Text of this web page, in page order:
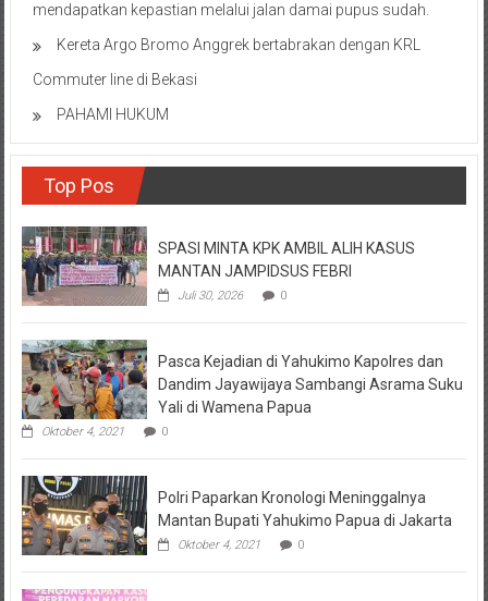
mendapatkan kepastian melalui jalan damai pupus sudah.
Kereta Argo Bromo Anggrek bertabrakan dengan KRL
Commuter line di Bekasi
PAHAMI HUKUM
Top Pos
SPASI MINTA KPK AMBIL ALIH KASUS
MANTAN JAMPIDSUS FEBRI
Juli 30, 2026 0
Pasca Kejadian di Yahukimo Kapolres dan
Dandim Jayawijaya Sambangi Asrama Suku
Yali di Wamena Papua
Oktober 4, 2021 0
Polri Paparkan Kronologi Meninggalnya
Mantan Bupati Yahukimo Papua di Jakarta
Oktober 4, 2021 0